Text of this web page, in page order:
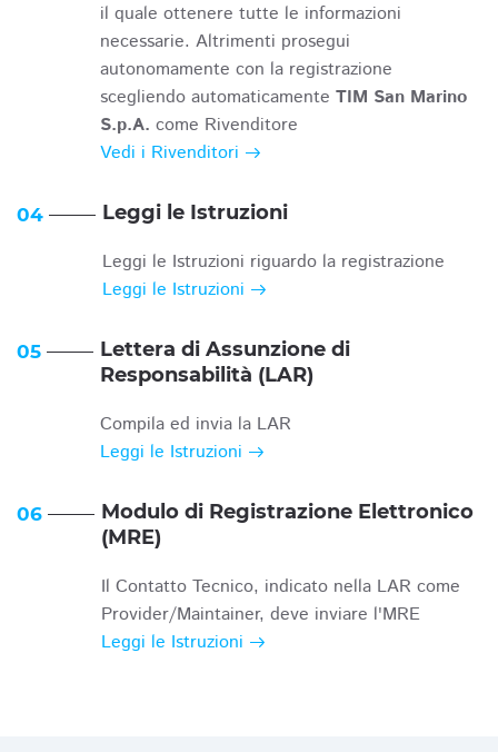
il quale ottenere tutte le informazioni
necessarie. Altrimenti prosegui
autonomamente con la registrazione
scegliendo automaticamente TIM San Marino
S.p.A. come Rivenditore
Vedi i Rivenditori
04 Leggi le Istruzioni
Leggi le Istruzioni riguardo la registrazione
Leggi le Istruzioni
05
Lettera di Assunzione di
Responsabilità (LAR)
Compila ed invia la LAR
Leggi le Istruzioni
06
Modulo di Registrazione Elettronico
(MRE)
Il Contatto Tecnico, indicato nella LAR come
Provider/Maintainer, deve inviare l'MRE
Leggi le Istruzioni